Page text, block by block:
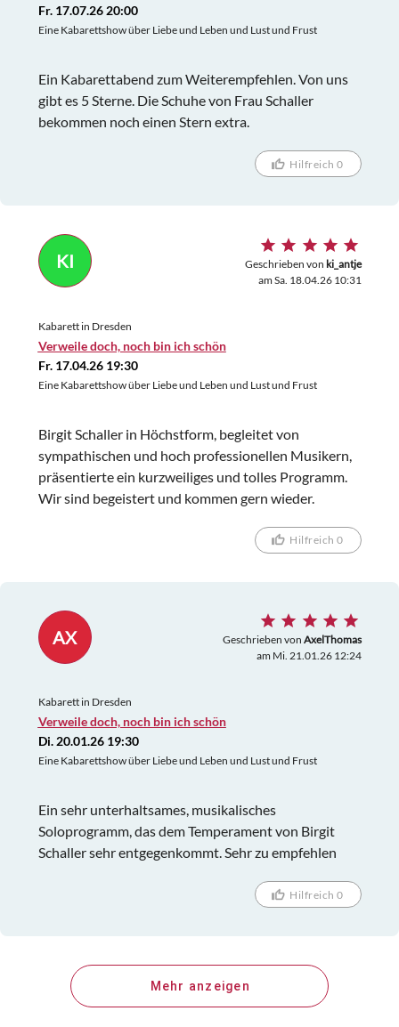
Fr. 17.07.26 20:00
Eine Kabarettshow über Liebe und Leben und Lust und Frust
Ein Kabarettabend zum Weiterempfehlen. Von uns
gibt es 5 Sterne. Die Schuhe von Frau Schaller
bekommen noch einen Stern extra.
Hilfreich 0
KI Geschrieben von ki_antje
am Sa. 18.04.26 10:31
Kabarett in Dresden
Verweile doch, noch bin ich schön
Fr. 17.04.26 19:30
Eine Kabarettshow über Liebe und Leben und Lust und Frust
Birgit Schaller in Höchstform, begleitet von
sympathischen und hoch professionellen Musikern,
präsentierte ein kurzweiliges und tolles Programm.
Wir sind begeistert und kommen gern wieder.
Hilfreich 0
AX Geschrieben von AxelThomas
am Mi. 21.01.26 12:24
Kabarett in Dresden
Verweile doch, noch bin ich schön
Di. 20.01.26 19:30
Eine Kabarettshow über Liebe und Leben und Lust und Frust
Ein sehr unterhaltsames, musikalisches
Soloprogramm, das dem Temperament von Birgit
Schaller sehr entgegenkommt. Sehr zu empfehlen
Hilfreich 0
Mehr anzeigen